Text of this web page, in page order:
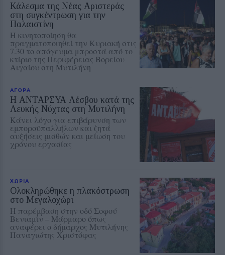
Κάλεσμα της Νέας Αριστεράς
στη συγκέντρωση για την
Παλαιστίνη
Η κινητοποίηση θα
πραγματοποιηθεί την Κυριακή στις
7.30 το απόγευμα μπροστά από το
κτίριο της Περιφέρειας Βορείου
Αιγαίου στη Μυτιλήνη
ΑΓΟΡΑ
Η ΑΝΤΑΡΣΥΑ Λέσβου κατά της
Λευκής Νύχτας στη Μυτιλήνη
Κάνει λόγο για επιβάρυνση των
εμποροϋπαλλήλων και ζητά
αυξήσεις μισθών και μείωση του
χρόνου εργασίας
ΧΩΡΙΑ
Ολοκληρώθηκε η πλακόστρωση
στο Μεγαλοχώρι
Η παρέμβαση στην οδό Σοφού
Βενιαμίν – Μάρμαρο όπως
αναφέρει ο δήμαρχος Μυτιλήνης
Παναγιώτης Χριστόφας